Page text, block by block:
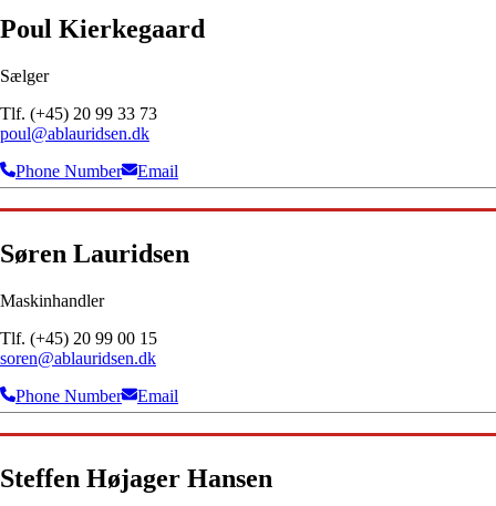
Poul Kierkegaard
Sælger
Tlf. (+45) 20 99 33 73
poul@ablauridsen.dk
Phone Number
Email
Søren Lauridsen
Maskinhandler
Tlf. (+45) 20 99 00 15
soren@ablauridsen.dk
Phone Number
Email
Steffen Højager Hansen